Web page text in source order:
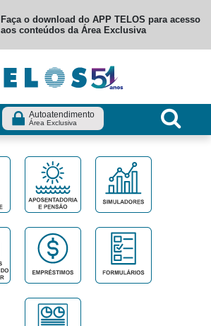
Faça o download do APP TELOS para acesso
aos conteúdos da Área Exclusiva
Autoatendimento
Área Exclusiva